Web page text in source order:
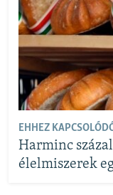
EHHEZ
Harminc
élelmiszerek